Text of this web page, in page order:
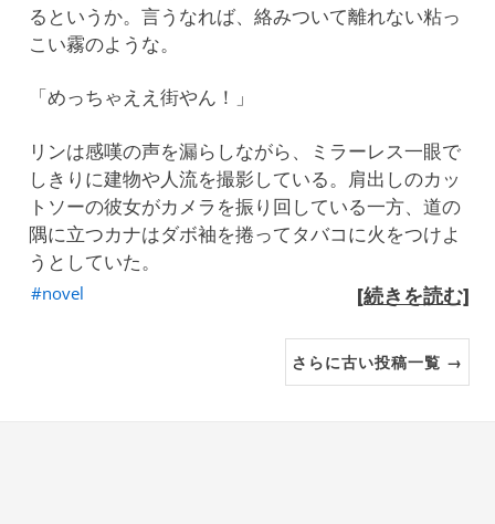
るというか。言うなれば、絡みついて離れない粘っ
こい霧のような。
「めっちゃええ街やん！」
リンは感嘆の声を漏らしながら、ミラーレス一眼で
しきりに建物や人流を撮影している。肩出しのカッ
トソーの彼女がカメラを振り回している一方、道の
隅に立つカナはダボ袖を捲ってタバコに火をつけよ
うとしていた。
[続きを読む]
novel
さらに古い投稿一覧 →